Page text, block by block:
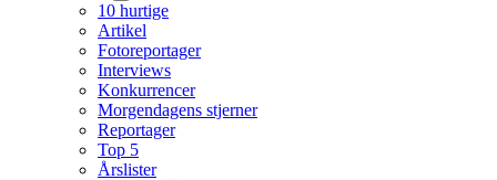
10 hurtige
Artikel
Fotoreportager
Interviews
Konkurrencer
Morgendagens stjerner
Reportager
Top 5
Årslister